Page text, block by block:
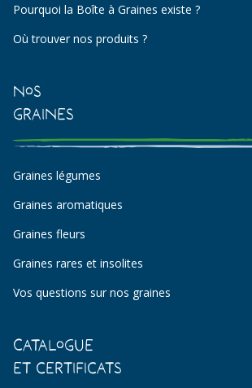
Pourquoi la Boîte à Graines existe ?
Où trouver nos produits ?
Nos
Graines
Graines légumes
Graines aromatiques
Graines fleurs
Graines rares et insolites
Vos questions sur nos graines
Catalogue
et certificats